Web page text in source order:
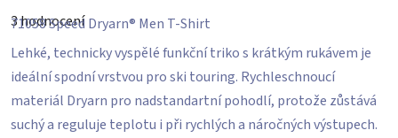
produktu
5,0
5
hvězdiček.
3 hodnocení
71058Speed Dryarn® Men T-Shirt
Lehké, technicky vyspělé funkční triko s krátkým rukávem je
ideální spodní vrstvou pro ski touring. Rychleschnoucí
materiál Dryarn pro nadstandartní pohodlí, protože zůstává
suchý a reguluje teplotu i při rychlých a náročných výstupech.